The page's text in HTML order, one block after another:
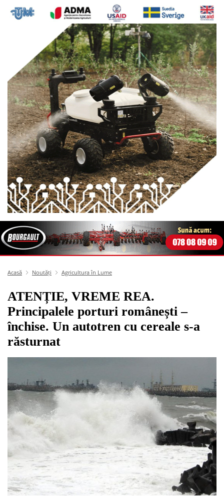
Acasă Noutăți Agricultura în Lume
ATENȚIE, VREME REA.
Principalele porturi românești –
închise. Un autotren cu cereale s-a
răsturnat